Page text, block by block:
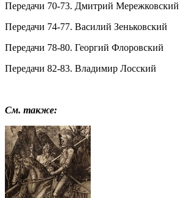
Передачи 70-73. Дмитрий Мережковский
Передачи 74-77. Василий Зеньковский
Передачи 78-80. Георгий Флоровский
Передачи 82-83. Владимир Лосский
См. также: